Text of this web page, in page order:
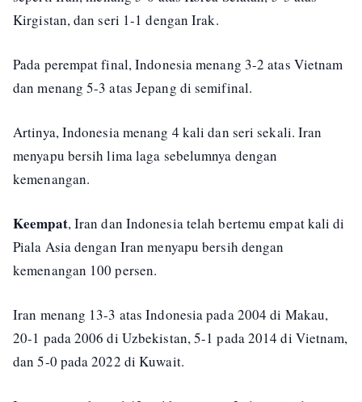
Kirgistan, dan seri 1-1 dengan Irak.
Pada perempat final, Indonesia menang 3-2 atas Vietnam
dan menang 5-3 atas Jepang di semifinal.
Artinya, Indonesia menang 4 kali dan seri sekali. Iran
menyapu bersih lima laga sebelumnya dengan
kemenangan.
Keempat, Iran dan Indonesia telah bertemu empat kali di
Piala Asia dengan Iran menyapu bersih dengan
kemenangan 100 persen.
Iran menang 13-3 atas Indonesia pada 2004 di Makau,
20-1 pada 2006 di Uzbekistan, 5-1 pada 2014 di Vietnam,
dan 5-0 pada 2022 di Kuwait.